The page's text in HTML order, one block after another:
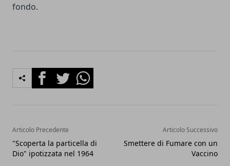
fondo.
FacebookTwitterWhatsapp
Articolo Precedente
"Scoperta la particella di
Dio" ipotizzata nel 1964
Articolo Successivo
Smettere di Fumare con un
Vaccino